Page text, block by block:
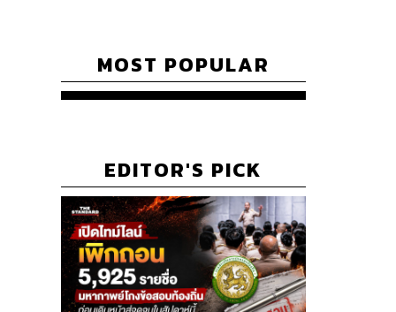
MOST POPULAR
EDITOR'S PICK